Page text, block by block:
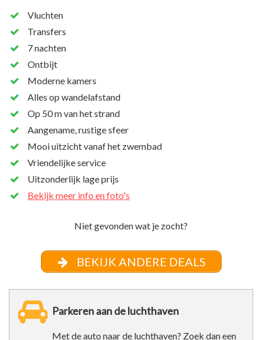
Vluchten
Transfers
7 nachten
Ontbijt
Moderne kamers
Alles op wandelafstand
Op 50 m van het strand
Aangename, rustige sfeer
Mooi uitzicht vanaf het zwembad
Vriendelijke service
Uitzonderlijk lage prijs
Bekijk meer info en foto's
Niet gevonden wat je zocht?
BEKIJK ANDERE DEALS
Parkeren aan de luchthaven
Met de auto naar de luchthaven? Zoek dan een